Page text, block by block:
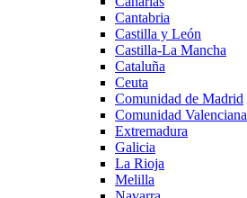
Cantabria
Castilla y León
Castilla-La Mancha
Cataluña
Ceuta
Comunidad de Madrid
Comunidad Valenciana
Extremadura
Galicia
La Rioja
Melilla